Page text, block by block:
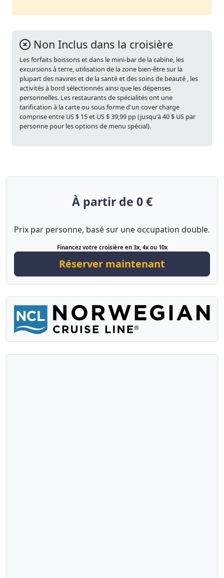
Non Inclus dans la croisière
Les forfaits boissons et dans le mini-bar de la cabine, les
excursions à terre, utilisation de la zone bien-être sur la
plupart des navires et de la santé et des soins de beauté , les
activités à bord sélectionnés ainsi que les dépenses
personnelles. Les restaurants de spécialités ont une
tarification à la carte ou sous forme d'un cover charge
comprise entre US $ 15 et US $ 39,99 pp (jusqu'à 40 $ US par
personne pour les options de menu spécial).
À partir de 0 €
Prix par personne, basé sur une occupation double.
Financez votre croisière en 3x, 4x ou 10x
Réserver maintenant